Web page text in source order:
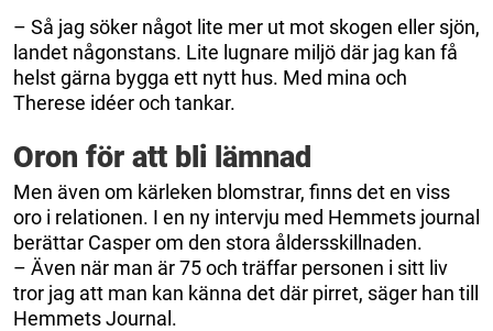
– Så jag söker något lite mer ut mot skogen eller sjön,
landet någonstans. Lite lugnare miljö där jag kan få
helst gärna bygga ett nytt hus. Med mina och
Therese idéer och tankar.
Oron för att bli lämnad
Men även om kärleken blomstrar, finns det en viss
oro i relationen. I en ny intervju med Hemmets journal
berättar Casper om den stora åldersskillnaden.
– Även när man är 75 och träffar personen i sitt liv
tror jag att man kan känna det där pirret, säger han till
Hemmets Journal.